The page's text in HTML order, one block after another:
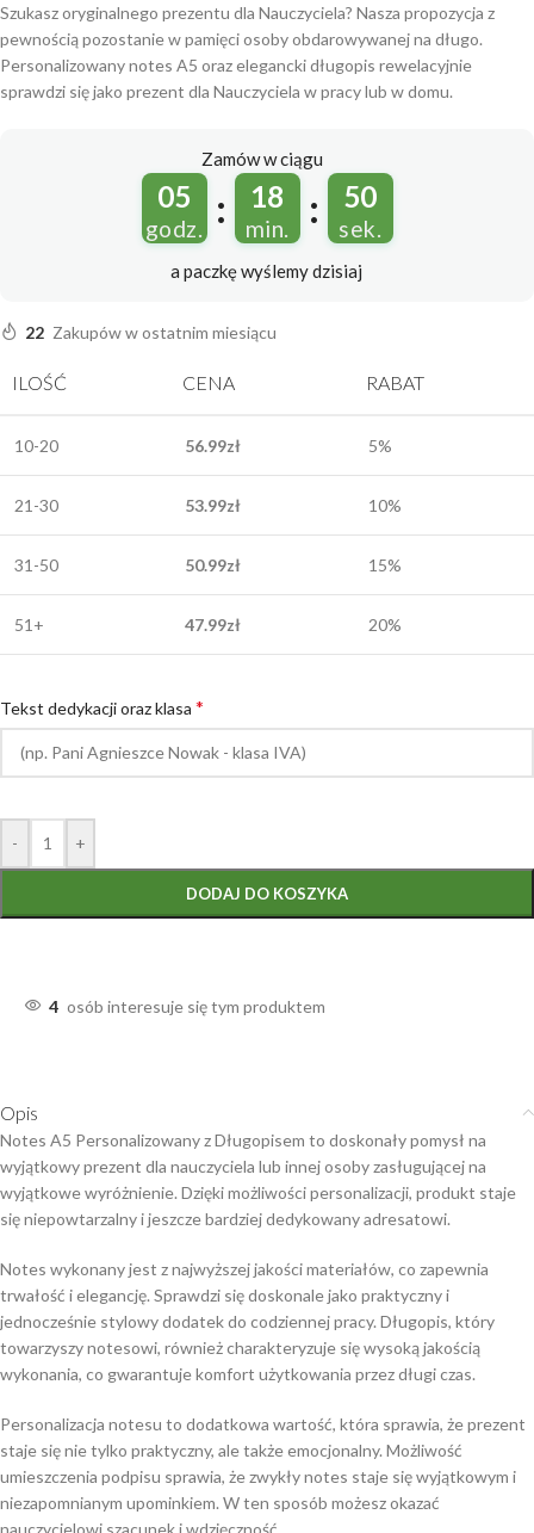
Szukasz oryginalnego prezentu dla Nauczyciela? Nasza propozycja z
pewnością pozostanie w pamięci osoby obdarowywanej na długo.
Personalizowany notes A5 oraz elegancki długopis rewelacyjnie
sprawdzi się jako prezent dla Nauczyciela w pracy lub w domu.
Zamów w ciągu
05
godz. : 18
min. : 49
sek.
a paczkę wyślemydzisiaj
22 Zakupów w ostatnim miesiącu
ILOŚĆ CENA RABAT
10-20 56.99zł 5%
21-30 53.99zł 10%
31-50 50.99zł 15%
51+ 47.99zł 20%
Tekst dedykacji oraz klasa *
- +
DODAJ DO KOSZYKA
4 osób interesuje się tym produktem
Opis
Notes A5 Personalizowany z Długopisem to doskonały pomysł na
wyjątkowy prezent dla nauczyciela lub innej osoby zasługującej na
wyjątkowe wyróżnienie. Dzięki możliwości personalizacji, produkt staje
się niepowtarzalny i jeszcze bardziej dedykowany adresatowi.
Notes wykonany jest z najwyższej jakości materiałów, co zapewnia
trwałość i elegancję. Sprawdzi się doskonale jako praktyczny i
jednocześnie stylowy dodatek do codziennej pracy. Długopis, który
towarzyszy notesowi, również charakteryzuje się wysoką jakością
wykonania, co gwarantuje komfort użytkowania przez długi czas.
Personalizacja notesu to dodatkowa wartość, która sprawia, że prezent
staje się nie tylko praktyczny, ale także emocjonalny. Możliwość
umieszczenia podpisu sprawia, że zwykły notes staje się wyjątkowym i
niezapomnianym upominkiem. W ten sposób możesz okazać
nauczycielowi szacunek i wdzięczność.